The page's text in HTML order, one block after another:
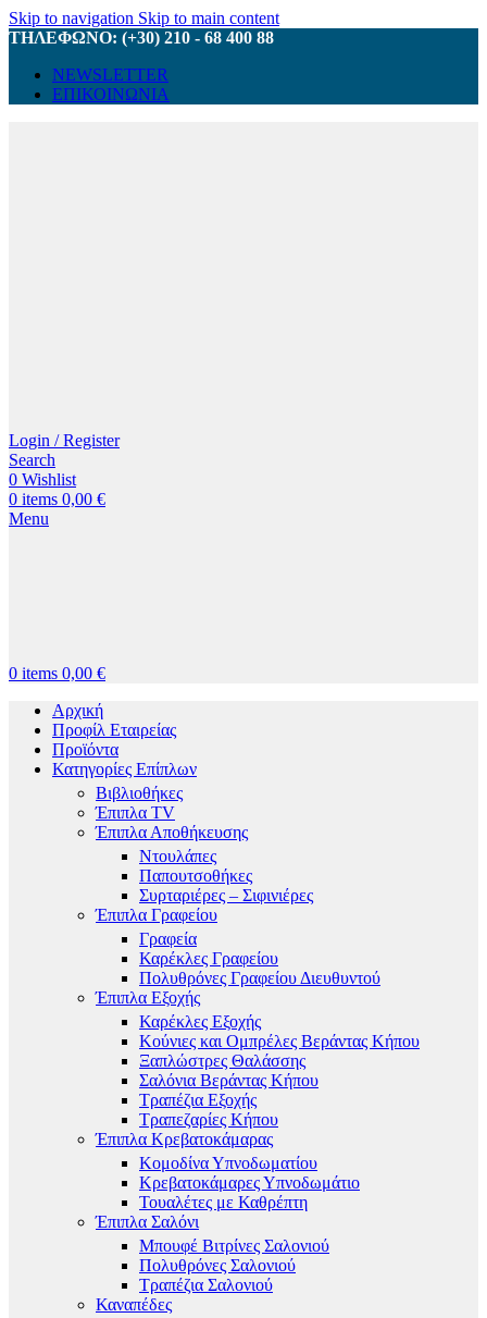
Skip to navigation Skip to main content
ΤΗΛΕΦΩΝΟ: (+30) 210 - 68 400 88
NEWSLETTER
ΕΠΙΚΟΙΝΩΝΙΑ
Login / Register
Search
0 Wishlist
0 items 0,00 €
Menu
0 items 0,00 €
Αρχική
Προφίλ Εταιρείας
Προϊόντα
Κατηγορίες Επίπλων
Βιβλιοθήκες
Έπιπλα TV
Έπιπλα Αποθήκευσης
Ντουλάπες
Παπουτσοθήκες
Συρταριέρες – Σιφινιέρες
Έπιπλα Γραφείου
Γραφεία
Καρέκλες Γραφείου
Πολυθρόνες Γραφείου Διευθυντού
Έπιπλα Εξοχής
Καρέκλες Εξοχής
Κούνιες και Ομπρέλες Βεράντας Κήπου
Ξαπλώστρες Θαλάσσης
Σαλόνια Βεράντας Κήπου
Τραπέζια Εξοχής
Τραπεζαρίες Κήπου
Έπιπλα Κρεβατοκάμαρας
Κομοδίνα Υπνοδωματίου
Κρεβατοκάμαρες Υπνοδωμάτιο
Τουαλέτες με Καθρέπτη
Έπιπλα Σαλόνι
Μπουφέ Βιτρίνες Σαλονιού
Πολυθρόνες Σαλονιού
Τραπέζια Σαλονιού
Καναπέδες